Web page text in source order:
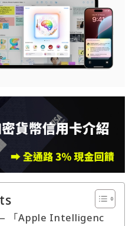
「Apple Intelligenc